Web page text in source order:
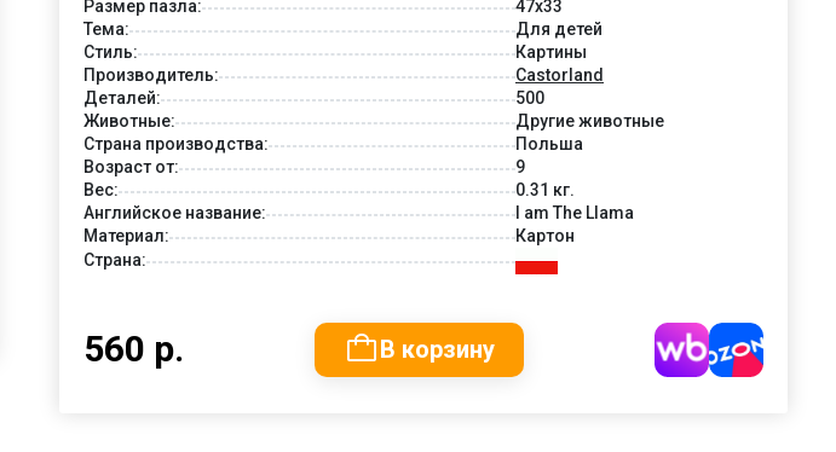
Размер пазла:
47x33
Тема:
Для детей
Стиль:
Картины
Производитель:
Castorland
Деталей:
500
Животные:
Другие животные
Страна производства:
Польша
Возраст от:
9
Вес:
0.31 кг.
Английское название:
I am The Llama
Материал:
Картон
Страна:
560 р. В корзину